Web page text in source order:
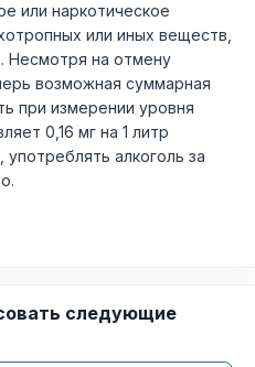
или наркотическое
или иных веществ,
Несмотря на отмену
возможная суммарная
при измерении уровня
0,16 мг на 1 литр
алкоголь за
следующие